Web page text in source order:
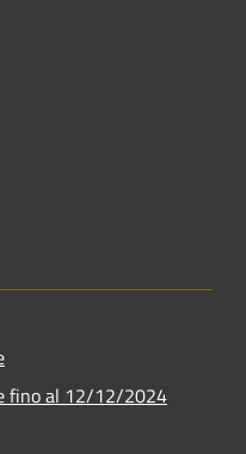
fino al 12/12/2024